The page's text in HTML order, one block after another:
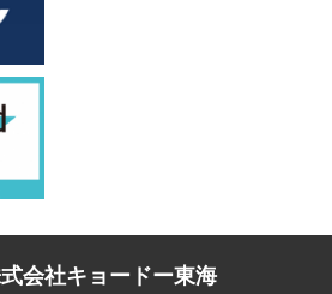
会社キョードー東海